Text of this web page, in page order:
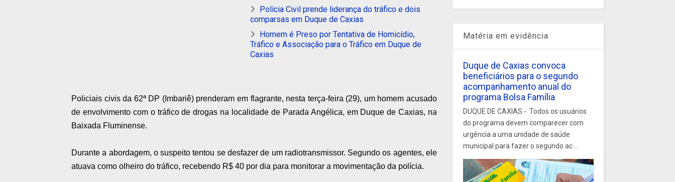
Polícia Civil prende liderança do tráfico e dois
comparsas em Duque de Caxias
Homem é Preso por Tentativa de Homicídio,
Tráfico e Associação para o Tráfico em Duque de
Caxias
Policiais civis da 62ª DP (Imbariê) prenderam em flagrante, nesta terça-feira (29), um homem acusado
de envolvimento com o tráfico de drogas na localidade de Parada Angélica, em Duque de Caxias, na
Baixada Fluminense.
Durante a abordagem, o suspeito tentou se desfazer de um radiotransmissor. Segundo os agentes, ele
atuava como olheiro do tráfico, recebendo R$ 40 por dia para monitorar a movimentação da polícia.
Matéria em evidência
Duque de Caxias convoca
beneficiários para o segundo
acompanhamento anual do
programa Bolsa Família
DUQUE DE CAXIAS - Todos os usuários
do programa devem comparecer com
urgência a uma unidade de saúde
municipal para fazer o segundo ac...